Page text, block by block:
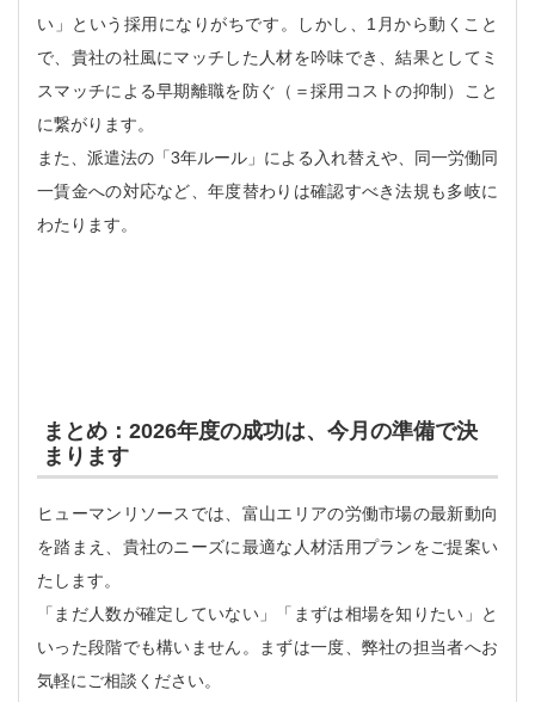
い」という採用になりがちです。しかし、1月から動くこと
で、貴社の社風にマッチした人材を吟味でき、結果としてミ
スマッチによる早期離職を防ぐ（＝採用コストの抑制）こと
に繋がります。
また、派遣法の「3年ルール」による入れ替えや、同一労働同
一賃金への対応など、年度替わりは確認すべき法規も多岐に
わたります。
まとめ：2026年度の成功は、今月の準備で決
まります
ヒューマンリソースでは、富山エリアの労働市場の最新動向
を踏まえ、貴社のニーズに最適な人材活用プランをご提案い
たします。
「まだ人数が確定していない」「まずは相場を知りたい」と
いった段階でも構いません。まずは一度、弊社の担当者へお
気軽にご相談ください。